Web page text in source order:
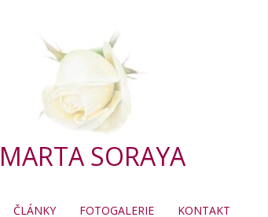
MARTA SORAYA
ČLÁNKY FOTOGALERIE KONTAKT